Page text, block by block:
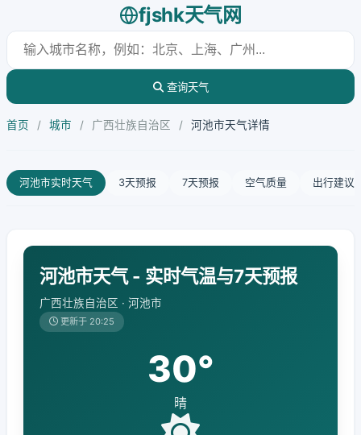
fjshk天气网
查询天气
首页 / 城市 / 广西壮族自治区 / 河池市天气详情
河池市实时天气 3天预报 7天预报 空气质量 出行建议
河池市天气 - 实时气温与7天预报
广西壮族自治区 · 河池市
更新于 20:25
30°
晴